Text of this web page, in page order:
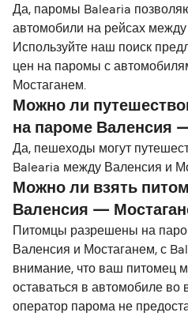
Да, паромы Balearia
автомобили на рейсах
Используйте наш поиск
цен на паромы с
Мостаганем.
Можно ли
на пароме Валенсия
Да, пешеходы могут
Balearia между Валенсия и
Можно ли взять
Валенсия —
Питомцы разрешены на
Валенсия и Мостаганем, с
внимание, что ваш питомец
оставаться в автомобиле во
оператор парома не